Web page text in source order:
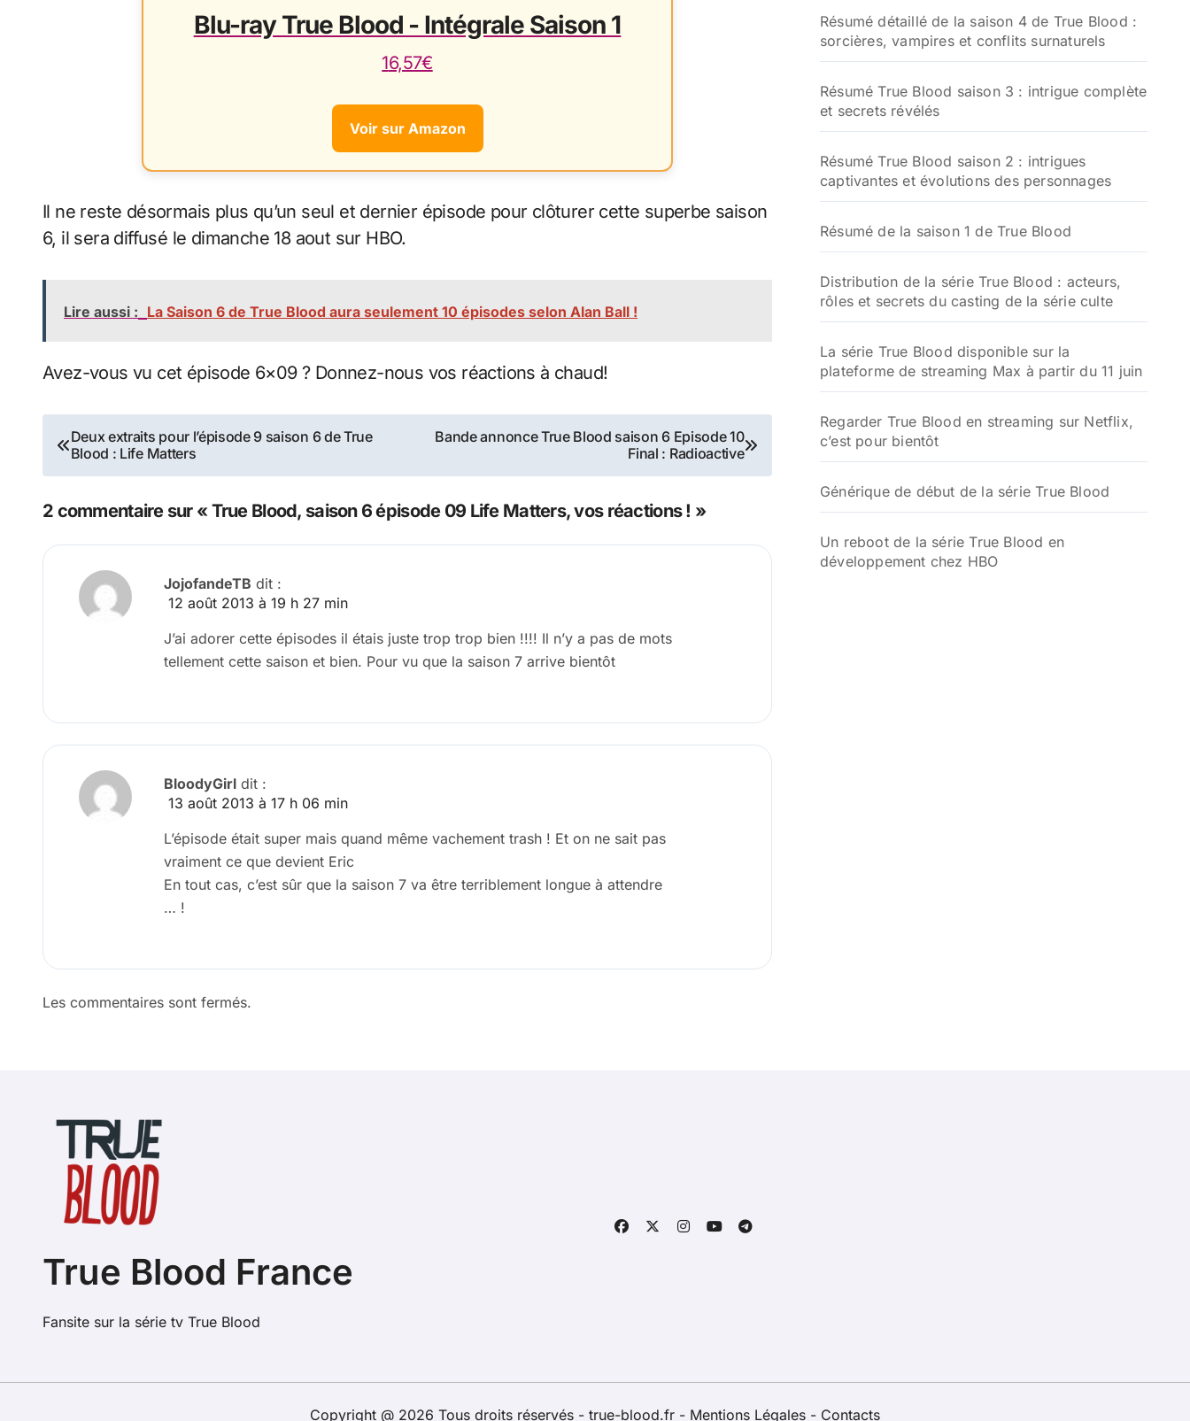
Blu-ray True Blood - Intégrale Saison 1
16,57€
Voir sur Amazon
Il ne reste désormais plus qu’un seul et dernier épisode pour clôturer cette superbe saison
6, il sera diffusé le dimanche 18 aout sur HBO.
Lire aussi : La Saison 6 de True Blood aura seulement 10 épisodes selon Alan Ball !
Avez-vous vu cet épisode 6×09 ? Donnez-nous vos réactions à chaud!
Navigation
de
l’article
Deux extraits pour l’épisode 9 saison 6 de True
Blood : Life Matters
Bande annonce True Blood saison 6 Episode 10
Final : Radioactive
2 commentaire sur « True Blood, saison 6 épisode 09 Life Matters, vos réactions ! »
JojofandeTB dit :
12 août 2013 à 19 h 27 min
J’ai adorer cette épisodes il étais juste trop trop bien !!!! Il n’y a pas de mots
tellement cette saison et bien. Pour vu que la saison 7 arrive bientôt
BloodyGirl dit :
13 août 2013 à 17 h 06 min
L’épisode était super mais quand même vachement trash ! Et on ne sait pas
vraiment ce que devient Eric
En tout cas, c’est sûr que la saison 7 va être terriblement longue à attendre
… !
Les commentaires sont fermés.
Résumé détaillé de la saison 4 de True Blood :
sorcières, vampires et conflits surnaturels
Résumé True Blood saison 3 : intrigue complète
et secrets révélés
Résumé True Blood saison 2 : intrigues
captivantes et évolutions des personnages
Résumé de la saison 1 de True Blood
Distribution de la série True Blood : acteurs,
rôles et secrets du casting de la série culte
La série True Blood disponible sur la
plateforme de streaming Max à partir du 11 juin
Regarder True Blood en streaming sur Netflix,
c’est pour bientôt
Générique de début de la série True Blood
Un reboot de la série True Blood en
développement chez HBO
True Blood France
Fansite sur la série tv True Blood
Copyright @ 2026 Tous droits réservés - true-blood.fr - Mentions Légales - Contacts